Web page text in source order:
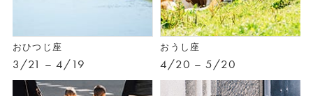
おひつじ座
3/21 – 4/19
おうし座
4/20 – 5/20